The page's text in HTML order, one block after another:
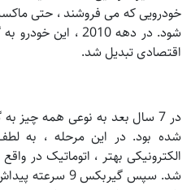
خودرویی که می فروشند ، حتی
شود. در دهه 2010 ،
اقتصادی تبدیل شد.
شده بود. در این مرحله ، به
الکترونیکی بهتر ، اتوماتیک در
شد. سپس گیربکس